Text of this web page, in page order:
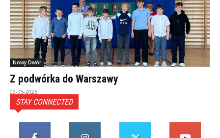
Nowy Dwór
Z podwórka do Warszawy
09-05-2025
STAY CONNECTED